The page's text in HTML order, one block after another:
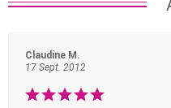
Claudine M.
17 Sept. 2012